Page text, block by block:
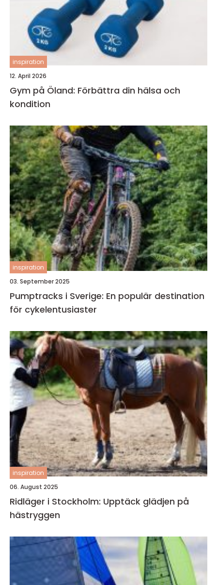
inspiration
12. April 2026
Gym på Öland: Förbättra din hälsa och
kondition
inspiration
03. September 2025
Pumptracks i Sverige: En populär destination
för cykelentusiaster
inspiration
06. August 2025
Ridläger i Stockholm: Upptäck glädjen på
hästryggen